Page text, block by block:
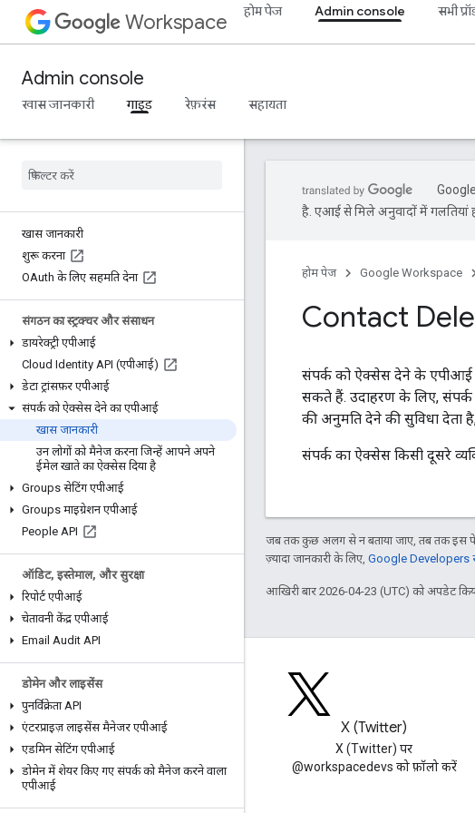
Workspace होम पेज Admin console सभी
Admin console
खास जानकारी गाइड रेफ़रंस सहायता
खास जानकारी
शुरू करना
OAuth के लिए सहमति देना
संगठन का स्ट्रक्चर और संसाधन
डायरेक्ट्री एपीआई
Cloud Identity API (एपीआई)
डेटा ट्रांसफ़र एपीआई
संपर्क को ऐक्सेस देने का एपीआई
खास जानकारी
उन लोगों को मैनेज करना जिन्हें आपने अपने
ईमेल खाते का ऐक्सेस दिया है
Groups सेटिंग एपीआई
Groups माइग्रेशन एपीआई
People API
ऑडिट, इस्तेमाल, और सुरक्षा
रिपोर्ट एपीआई
चेतावनी केंद्र एपीआई
Email Audit API
डोमेन और लाइसेंस
पुनर्विक्रेता API
एंटरप्राइज़ लाइसेंस मैनेजर एपीआई
एडमिन सेटिंग एपीआई
डोमेन में शेयर किए गए संपर्क को मैनेज करने वाला
एपीआई
है. एआई से मिले अनुवादों में गलतियां
होम पेज Google Workspace
Contact
संपर्क को ऐक्सेस देने के एपीआई
सकते हैं. उदाहरण के लिए, संपर्क
की अनुमति देने की सुविधा देता
संपर्क का ऐक्सेस किसी दूसरे
जब तक कुछ अलग से न बताया जाए, तब तक इस
ज़्यादा जानकारी के लिए, Google Developers
आखिरी बार 2026-04-23 (UTC) को अपडेट
ब्लॉग
Google Workspace डेवलपर ब्लॉग
पढ़ें
X (Twitter)
X (Twitter) पर
@workspacedevs को फ़ॉलो करें